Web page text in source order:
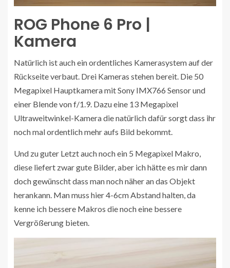
ROG Phone 6 Pro |
Kamera
Natürlich ist auch ein ordentliches Kamerasystem auf der
Rückseite verbaut. Drei Kameras stehen bereit. Die 50
Megapixel Hauptkamera mit Sony IMX766 Sensor und
einer Blende von f/1.9. Dazu eine 13 Megapixel
Ultraweitwinkel-Kamera die natürlich dafür sorgt dass ihr
noch mal ordentlich mehr aufs Bild bekommt.
Und zu guter Letzt auch noch ein 5 Megapixel Makro,
diese liefert zwar gute Bilder, aber ich hätte es mir dann
doch gewünscht dass man noch näher an das Objekt
herankann. Man muss hier 4-6cm Abstand halten, da
kenne ich bessere Makros die noch eine bessere
Vergrößerung bieten.